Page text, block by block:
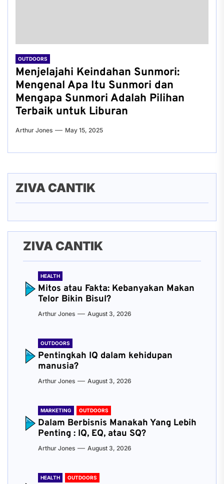
OUTDOORS
Menjelajahi Keindahan Sunmori:
Mengenal Apa Itu Sunmori dan
Mengapa Sunmori Adalah Pilihan
Terbaik untuk Liburan
Arthur Jones May 15, 2025
ZIVA CANTIK
ZIVA CANTIK
HEALTH
Mitos atau Fakta: Kebanyakan Makan
Telor Bikin Bisul?
Arthur Jones August 3, 2026
OUTDOORS
Pentingkah IQ dalam kehidupan
manusia?
Arthur Jones August 3, 2026
MARKETING OUTDOORS
Dalam Berbisnis Manakah Yang Lebih
Penting : IQ, EQ, atau SQ?
Arthur Jones August 3, 2026
HEALTH OUTDOORS